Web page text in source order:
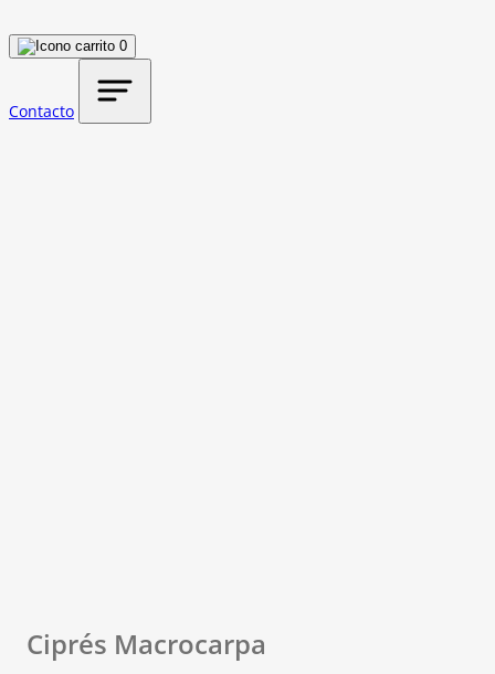
0
Contacto
Ciprés Macrocarpa